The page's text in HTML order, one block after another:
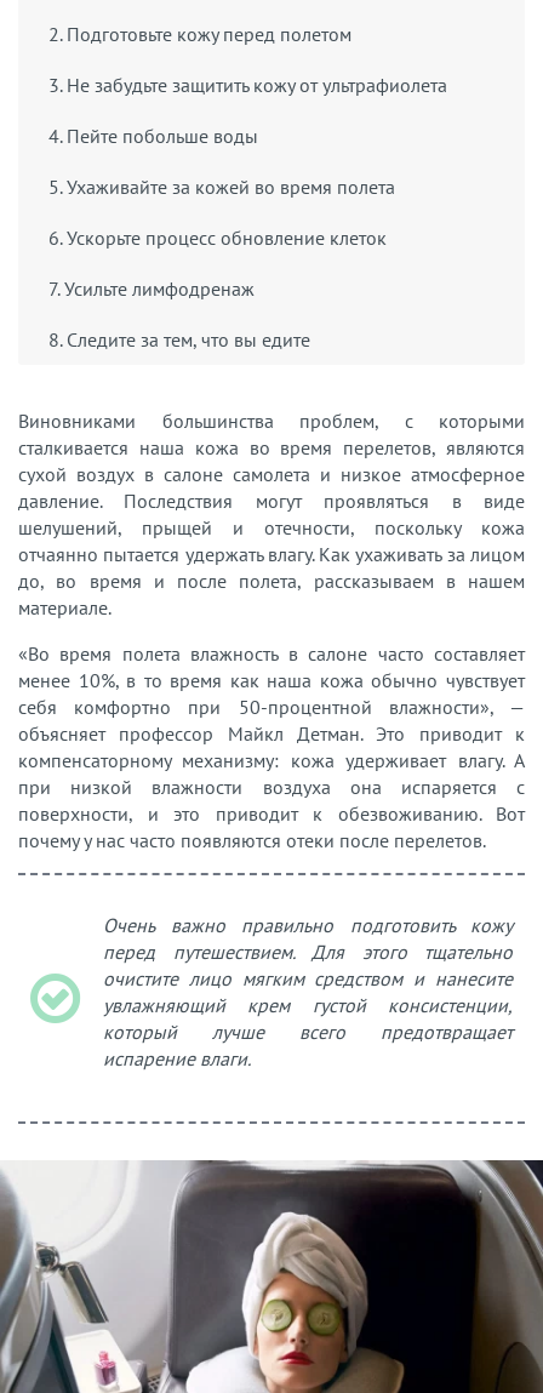
2. Подготовьте кожу перед полетом
3. Не забудьте защитить кожу от ультрафиолета
4. Пейте побольше воды
5. Ухаживайте за кожей во время полета
6. Ускорьте процесс обновление клеток
7. Усильте лимфодренаж
8. Следите за тем, что вы едите
Виновниками большинства проблем, с которыми
сталкивается наша кожа во время перелетов, являются
сухой воздух в салоне самолета и низкое атмосферное
давление. Последствия могут проявляться в виде
шелушений, прыщей и отечности, поскольку кожа
отчаянно пытается удержать влагу. Как ухаживать за лицом
до, во время и после полета, рассказываем в нашем
материале.
«Во время полета влажность в салоне часто составляет
менее 10%, в то время как наша кожа обычно чувствует
себя комфортно при 50-процентной влажности», —
объясняет профессор Майкл Детман. Это приводит к
компенсаторному механизму: кожа удерживает влагу. А
при низкой влажности воздуха она испаряется с
поверхности, и это приводит к обезвоживанию. Вот
почему у нас часто появляются отеки после перелетов.
Очень важно правильно подготовить кожу
перед путешествием. Для этого тщательно
очистите лицо мягким средством и нанесите
увлажняющий крем густой консистенции,
который лучше всего предотвращает
испарение влаги.